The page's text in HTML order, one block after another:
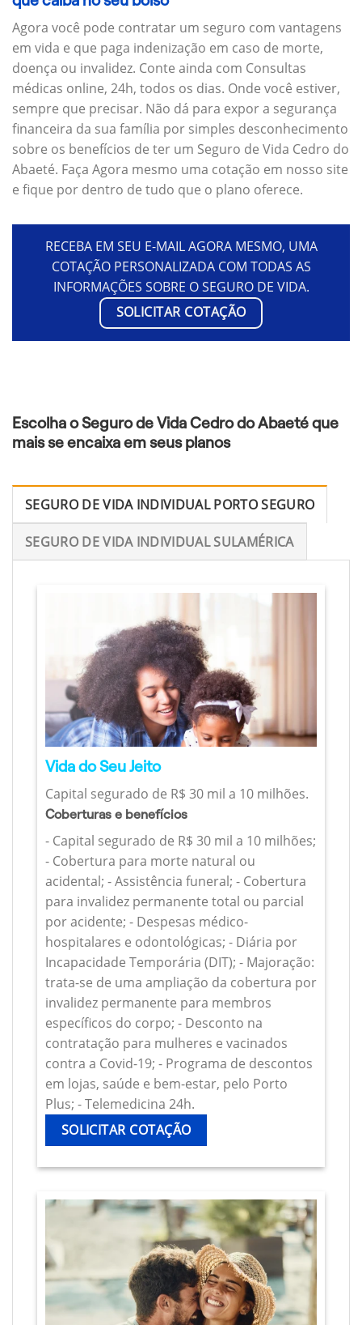
Agora você pode contratar um seguro com vantagens
em vida e que paga indenização em caso de morte,
doença ou invalidez. Conte ainda com Consultas
médicas online, 24h, todos os dias. Onde você estiver,
sempre que precisar. Não dá para expor a segurança
financeira da sua família por simples desconhecimento
sobre os benefícios de ter um Seguro de Vida Cedro do
Abaeté. Faça Agora mesmo uma cotação em nosso site
e fique por dentro de tudo que o plano oferece.
RECEBA EM SEU E-MAIL AGORA MESMO, UMA
COTAÇÃO PERSONALIZADA COM TODAS AS
INFORMAÇÕES SOBRE O SEGURO DE VIDA.
SOLICITAR COTAÇÃO
Escolha o Seguro de Vida Cedro do Abaeté que
mais se encaixa em seus planos
SEGURO DE VIDA INDIVIDUAL PORTO SEGURO
SEGURO DE VIDA INDIVIDUAL SULAMÉRICA
Vida do Seu Jeito
Capital segurado de R$ 30 mil a 10 milhões.
Coberturas e benefícios
- Capital segurado de R$ 30 mil a 10 milhões;
- Cobertura para morte natural ou
acidental; - Assistência funeral; - Cobertura
para invalidez permanente total ou parcial
por acidente; - Despesas médico-
hospitalares e odontológicas; - Diária por
Incapacidade Temporária (DIT); - Majoração:
trata-se de uma ampliação da cobertura por
invalidez permanente para membros
específicos do corpo; - Desconto na
contratação para mulheres e vacinados
contra a Covid-19; - Programa de descontos
em lojas, saúde e bem-estar, pelo Porto
Plus; - Telemedicina 24h.
SOLICITAR COTAÇÃO